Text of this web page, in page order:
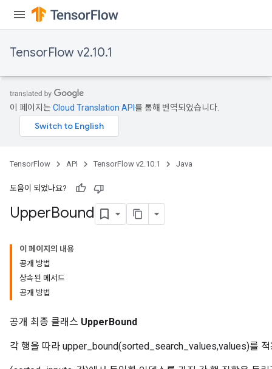
TensorFlow v2.10.1
이 페이지는Cloud Translation API 를 통해 번역되었습니다.
TensorFlow API TensorFlow v2.10.1 Java
도움이 되었나요?
UpperBound
이 페이지의 내용
공개 방법
상속된 메서드
공개 방법
공개 최종 클래스 UpperBound
각 행을 따라 upper_bound(sorted_search_values,values)를 적